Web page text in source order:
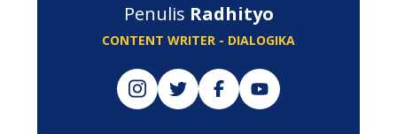
Penulis Radhityo
CONTENT WRITER - DIALOGIKA